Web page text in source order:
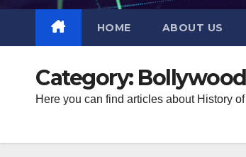
HOME ABOUT US
Category: Bollywood
Here you can find articles about History